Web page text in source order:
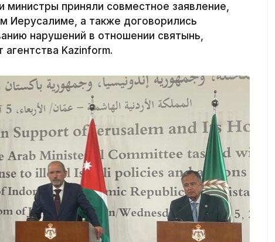
министры приняли совместное заявление,
Иерусалиме, а также договорились
нарушений в отношении святынь,
Kazinform.